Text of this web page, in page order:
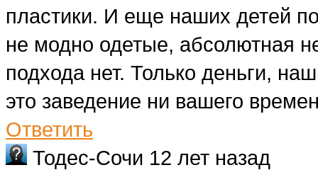
пластики. И еще наших детей
не модно одетые, абсолютная
подхода нет. Только деньги,
это заведение ни вашего
Ответить
Тодес-Сочи 12 лет назад